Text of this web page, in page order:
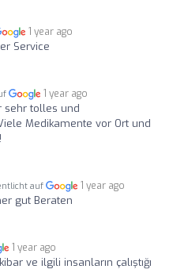
1 year ago
Service
1 year ago
sehr tolles und
Medikamente vor Ort und
auf 1 year ago
gut Beraten
1 year ago
ve ilgili insanların çalıştığı